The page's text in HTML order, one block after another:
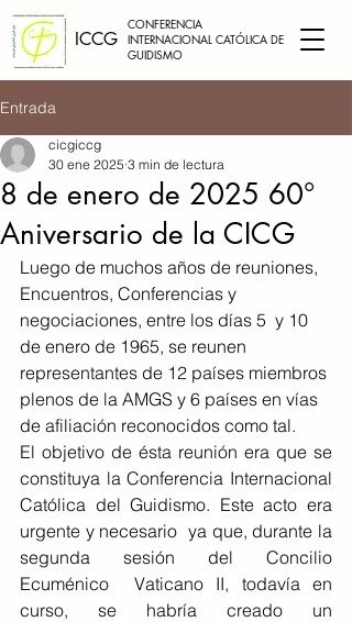
ICCG
CONFERENCIA
INTERNACIONAL CATÓLICA DE
GUIDISMO
Entrada
8 de enero de 2025 60°
Aniversario de la CICG
cicgiccg
30 ene 2025 3 min de lectura
Luego de muchos años de reuniones,
Encuentros, Conferencias y
negociaciones, entre los días 5  y 10
de enero de 1965, se reunen
representantes de 12 países miembros
plenos de la AMGS y 6 países en vías
de afiliación reconocidos como tal.
El objetivo de ésta reunión era que se
constituya la Conferencia Internacional
Católica del Guidismo. Este acto era
urgente y necesario  ya que, durante la
segunda sesión del Concilio
Ecuménico  Vaticano II, todavía en
curso, se habría creado un